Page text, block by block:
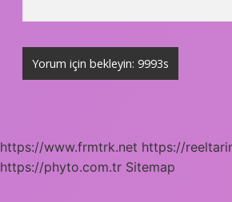
https://www.frmtrk.net https://
https://phyto.com.tr Sitemap